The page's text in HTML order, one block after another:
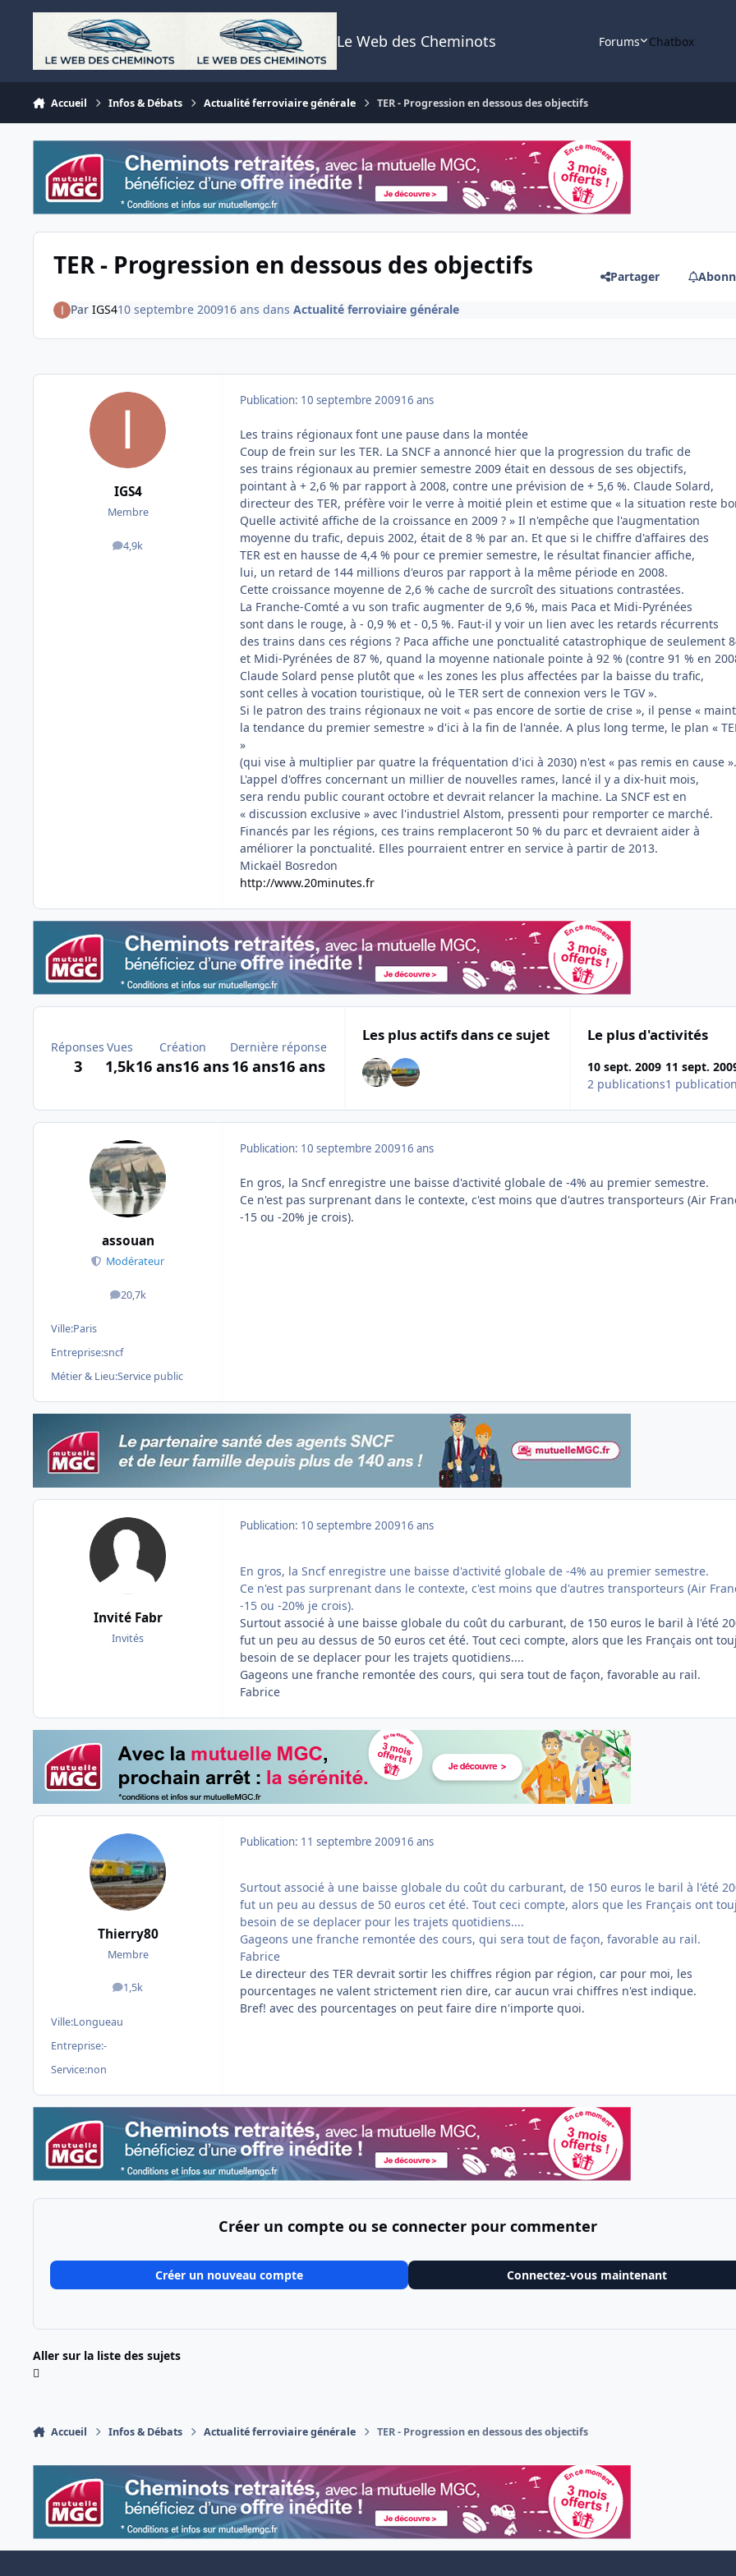
Aller au contenu
Le Web des Cheminots Forums Chatbox
Accueil Infos & Débats Actualité ferroviaire générale TER - Progression en dessous des objectifs
TER - Progression en dessous des objectifs Partager
Par IGS410 septembre 200916 ans dans Actualité ferroviaire générale
IGS4
Membre
4,9k
messages
Publication: 10 septembre 200916 ans
Les trains régionaux font une pause dans la montée
Coup de frein sur les TER. La SNCF a annoncé hier que la progression du trafic de
ses trains régionaux au premier semestre 2009 était en dessous de ses objectifs,
pointant à + 2,6 % par rapport à 2008, contre une prévision de + 5,6 %. Claude Solard,
directeur des TER, préfère voir le verre à moitié plein et estime que « la situation reste
Quelle activité affiche de la croissance en 2009 ? » Il n'empêche que l'augmentation
moyenne du trafic, depuis 2002, était de 8 % par an. Et que si le chiffre d'affaires des
TER est en hausse de 4,4 % pour ce premier semestre, le résultat financier affiche,
lui, un retard de 144 millions d'euros par rapport à la même période en 2008.
Cette croissance moyenne de 2,6 % cache de surcroît des situations contrastées.
La Franche-Comté a vu son trafic augmenter de 9,6 %, mais Paca et Midi-Pyrénées
sont dans le rouge, à - 0,9 % et - 0,5 %. Faut-il y voir un lien avec les retards récurrents
des trains dans ces régions ? Paca affiche une ponctualité catastrophique de seulement
et Midi-Pyrénées de 87 %, quand la moyenne nationale pointe à 92 % (contre 91 % en
Claude Solard pense plutôt que « les zones les plus affectées par la baisse du trafic,
sont celles à vocation touristique, où le TER sert de connexion vers le TGV ».
Si le patron des trains régionaux ne voit « pas encore de sortie de crise », il pense «
la tendance du premier semestre » d'ici à la fin de l'année. A plus long terme, le plan «
»
(qui vise à multiplier par quatre la fréquentation d'ici à 2030) n'est « pas remis en cause ».
L'appel d'offres concernant un millier de nouvelles rames, lancé il y a dix-huit mois,
sera rendu public courant octobre et devrait relancer la machine. La SNCF est en
« discussion exclusive » avec l'industriel Alstom, pressenti pour remporter ce marché.
Financés par les régions, ces trains remplaceront 50 % du parc et devraient aider à
améliorer la ponctualité. Elles pourraient entrer en service à partir de 2013.
Mickaël Bosredon
http://www.20minutes.fr
Réponses
3
Vues
1,5k
Création
16 ans16 ans
Dernière réponse
16 ans16 ans
Les plus actifs dans ce sujet Le plus d'activités
10 sept. 2009
2 publications
11 sept.
1
assouan
Modérateur
20,7k
messages
Ville:Paris
Entreprise:sncf
Métier & Lieu:Service public
Publication: 10 septembre 200916 ans
En gros, la Sncf enregistre une baisse d'activité globale de -4% au premier semestre.
Ce n'est pas surprenant dans le contexte, c'est moins que d'autres transporteurs (Air
-15 ou -20% je crois).
Invité Fabr
Invités
Publication: 10 septembre 200916 ans
En gros, la Sncf enregistre une baisse d'activité globale de -4% au premier semestre.
Ce n'est pas surprenant dans le contexte, c'est moins que d'autres transporteurs (Air
-15 ou -20% je crois).
Surtout associé à une baisse globale du coût du carburant, de 150 euros le baril à l'été
fut un peu au dessus de 50 euros cet été. Tout ceci compte, alors que les Français ont
besoin de se deplacer pour les trajets quotidiens....
Gageons une franche remontée des cours, qui sera tout de façon, favorable au rail.
Fabrice
Thierry80
Membre
1,5k
messages
Ville:Longueau
Entreprise:-
Service:non
Publication: 11 septembre 200916 ans
Surtout associé à une baisse globale du coût du carburant, de 150 euros le baril à l'été
fut un peu au dessus de 50 euros cet été. Tout ceci compte, alors que les Français ont
besoin de se deplacer pour les trajets quotidiens....
Gageons une franche remontée des cours, qui sera tout de façon, favorable au rail.
Fabrice
Le directeur des TER devrait sortir les chiffres région par région, car pour moi, les
pourcentages ne valent strictement rien dire, car aucun vrai chiffres n'est indique.
Bref! avec des pourcentages on peut faire dire n'importe quoi.
Créer un compte ou se connecter pour commenter
Créer un nouveau compte Connectez-vous maintenant
Aller sur la liste des sujets
Accueil Infos & Débats Actualité ferroviaire générale TER - Progression en dessous des objectifs